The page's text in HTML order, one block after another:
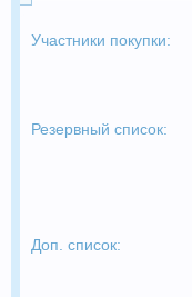
Участники покупки:
Резервный список:
Доп. список: